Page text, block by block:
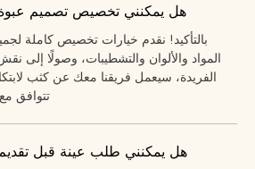
هل يمكنني تخصيص تصميم
بالتأكيد! نقدم خيارات تخصيص كاملة
المواد والألوان والتشطيبات، وصولًا إلى
الفريدة، سيعمل فريقنا معك عن كثب
تتوافق
هل يمكنني طلب عينة قبل